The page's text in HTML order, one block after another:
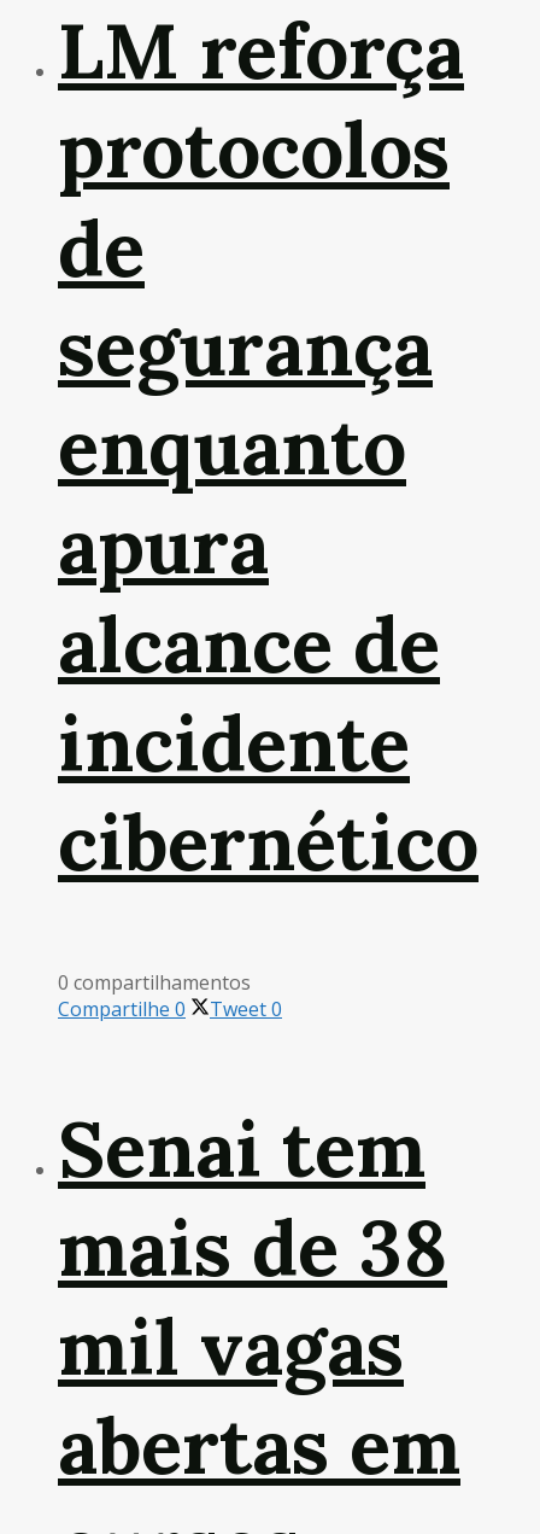
LM reforça
protocolos
de
segurança
enquanto
apura
alcance de
incidente
cibernético
0 compartilhamentos
Compartilhe 0 Tweet0
Senai tem
mais de 38
mil vagas
abertas em